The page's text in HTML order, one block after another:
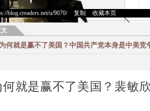
blog.creaders.net/u/9070/> 复制 收藏本页
文
何就是赢不了美国？中国共产党本身是中美竞
何就是赢不了美国？裴敏